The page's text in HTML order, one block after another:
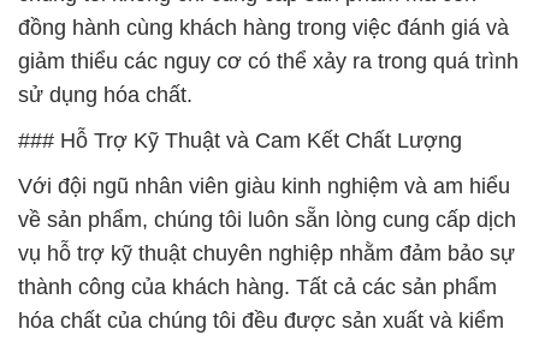
đồng hành cùng khách hàng trong việc đánh giá và
giảm thiểu các nguy cơ có thể xảy ra trong quá trình
sử dụng hóa chất.
### Hỗ Trợ Kỹ Thuật và Cam Kết Chất Lượng
Với đội ngũ nhân viên giàu kinh nghiệm và am hiểu
về sản phẩm, chúng tôi luôn sẵn lòng cung cấp dịch
vụ hỗ trợ kỹ thuật chuyên nghiệp nhằm đảm bảo sự
thành công của khách hàng. Tất cả các sản phẩm
hóa chất của chúng tôi đều được sản xuất và kiểm